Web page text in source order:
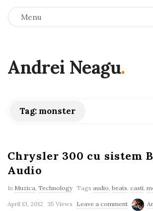
Menu
Andrei Neagu.
Tag: monster
Chrysler 300 cu sistem
Audio
In Muzica, Technology Tags audio, beats, casti,
April 13, 2012 35 Views Leave a comment